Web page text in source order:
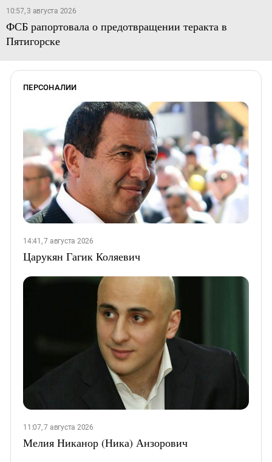
10:57, 3 августа 2026
ФСБ рапортовала о предотвращении теракта в
Пятигорске
ПЕРСОНАЛИИ
14:41, 7 августа 2026
Царукян Гагик Коляевич
11:07, 7 августа 2026
Мелия Никанор (Ника) Анзорович